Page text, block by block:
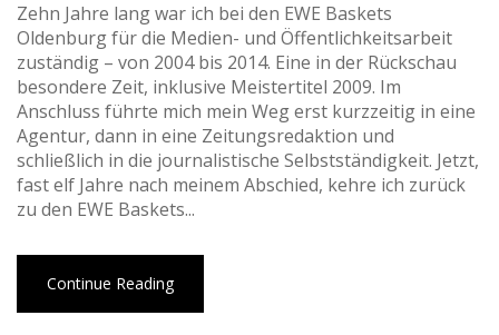
Zehn Jahre lang war ich bei den EWE Baskets
Oldenburg für die Medien- und Öffentlichkeitsarbeit
zuständig – von 2004 bis 2014. Eine in der Rückschau
besondere Zeit, inklusive Meistertitel 2009. Im
Anschluss führte mich mein Weg erst kurzzeitig in eine
Agentur, dann in eine Zeitungsredaktion und
schließlich in die journalistische Selbstständigkeit. Jetzt,
fast elf Jahre nach meinem Abschied, kehre ich zurück
zu den EWE Baskets...
Continue Reading